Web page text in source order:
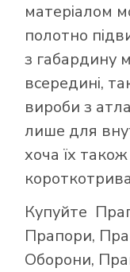
матеріалом
полотно
з габардину
всередині,
вироби з
лише для
хоча їх
Купуйте
Прапори,
Оборони,